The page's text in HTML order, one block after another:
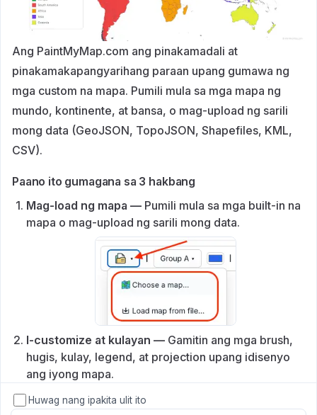
Ang PaintMyMap.com ang pinakamadali at
pinakamakapangyarihang paraan upang gumawa ng
mga custom na mapa. Pumili mula sa mga mapa ng
mundo, kontinente, at bansa, o mag-upload ng sarili
mong data (GeoJSON, TopoJSON, Shapefiles, KML,
CSV).
Paano ito gumagana sa 3 hakbang
Mag-load ng mapa — Pumili mula sa mga built-in na
mapa o mag-upload ng sarili mong data.
I-customize at kulayan — Gamitin ang mga brush,
hugis, kulay, legend, at projection upang idisenyo
ang iyong mapa.
Huwag nang ipakita ulit ito